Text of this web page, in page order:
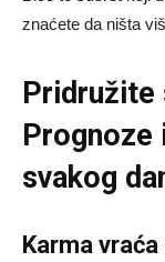
znaćete da ništa
Prognoze
svakog
Karma